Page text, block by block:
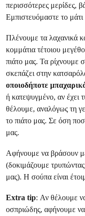
περισσότερες μερίδες,
Εμπιστευόμαστε το μάτι
Πλένουμε τα λαχανικά
κομμάτια τέτοιου
πιάτο μας. Τα ρίχνουμε
σκεπάζει στην
οποιοδήποτε
ή κατεψυγμένο, αν έχει
θέλουμε, αναλόγως τη
το πιάτο μας. Σε όση
μας.
Αφήνουμε να βράσουν
(δοκιμάζουμε
μας). Η σούπα είναι
Extra tip: Αν θέλουμε
οσπριώδης, αφήνουμε